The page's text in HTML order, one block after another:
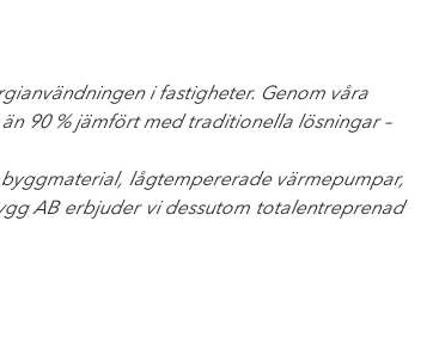
i fastigheter. Genom våra
90 % jämfört med traditionella lösningar –
lågtempererade värmepumpar,
AB erbjuder vi dessutom totalentreprenad